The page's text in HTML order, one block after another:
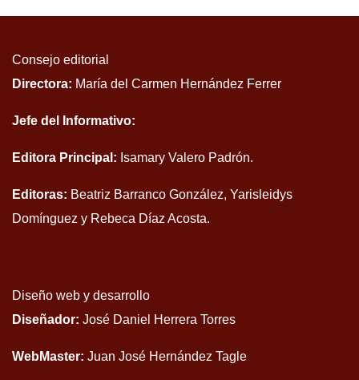
Consejo editorial
Directora: María del Carmen Hernández Ferrer
Jefe del Informativo:
Editora Principal: Isamary Valero Padrón.
Editoras: Beatriz Barranco González, Yarisleidys
Domínguez y Rebeca Díaz Acosta.
Diseño web y desarrollo
Diseñador: José Daniel Herrera Torres
WebMaster: Juan José Hernández Tagle